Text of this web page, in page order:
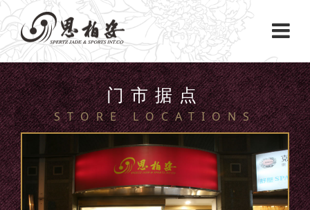
门市据点
STORE LOCATIONS